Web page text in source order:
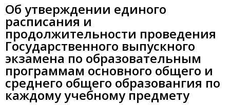
Об утверждении единого
расписания и
продолжительности проведения
Государственного выпускного
экзамена по образовательным
программам основного общего и
среднего общего образовангия по
каждому учебному предмету